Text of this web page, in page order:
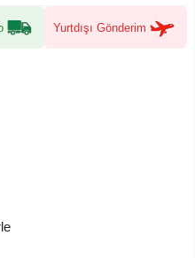
Yurtdışı Gönderim